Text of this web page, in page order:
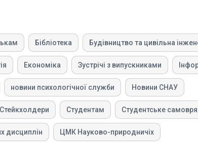
Бібліотека Будівництво та цивільна
Економіка Зустрічі з випускниками
новини психологічної служби Новини СНАУ
Стейкхолдери Студентам Студентське
дисциплін ЦМК Науково-природничіх